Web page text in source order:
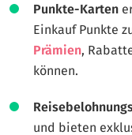
Punkte-Karten
Einkauf Punkte
Prämien,
können.
und bieten